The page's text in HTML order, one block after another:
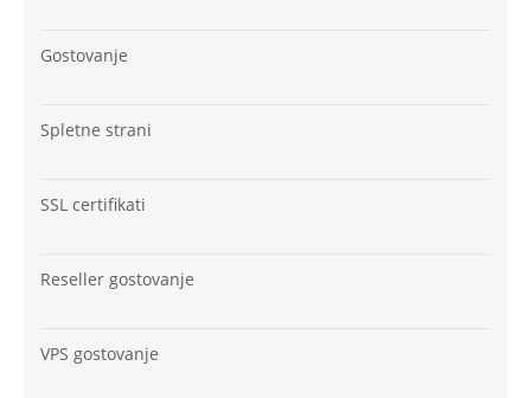
Gostovanje
Spletne strani
SSL certifikati
Reseller gostovanje
VPS gostovanje